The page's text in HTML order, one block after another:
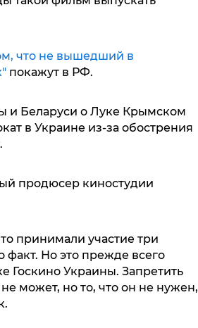
что не вышедший в
покажут в РФ.
и Беларуси о Луке Крымском
в Украине из-за обострения
продюсер киностудии
принимали участие три
факт. Но это прежде всего
Госкино Украины. Запретить
может, но то, что он не нужен,